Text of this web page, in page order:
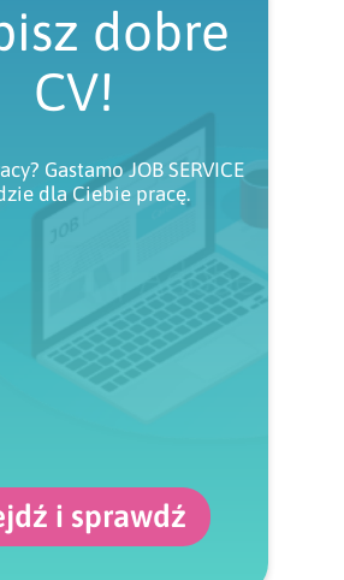
dobre
CV!
Gastamo JOB SERVICE
dla Ciebie pracę.
i sprawdź